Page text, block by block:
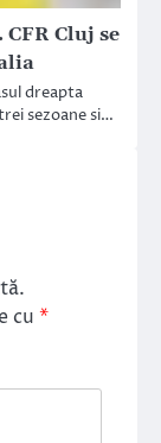
Cluj se
dreapta
sezoane si…
cu *